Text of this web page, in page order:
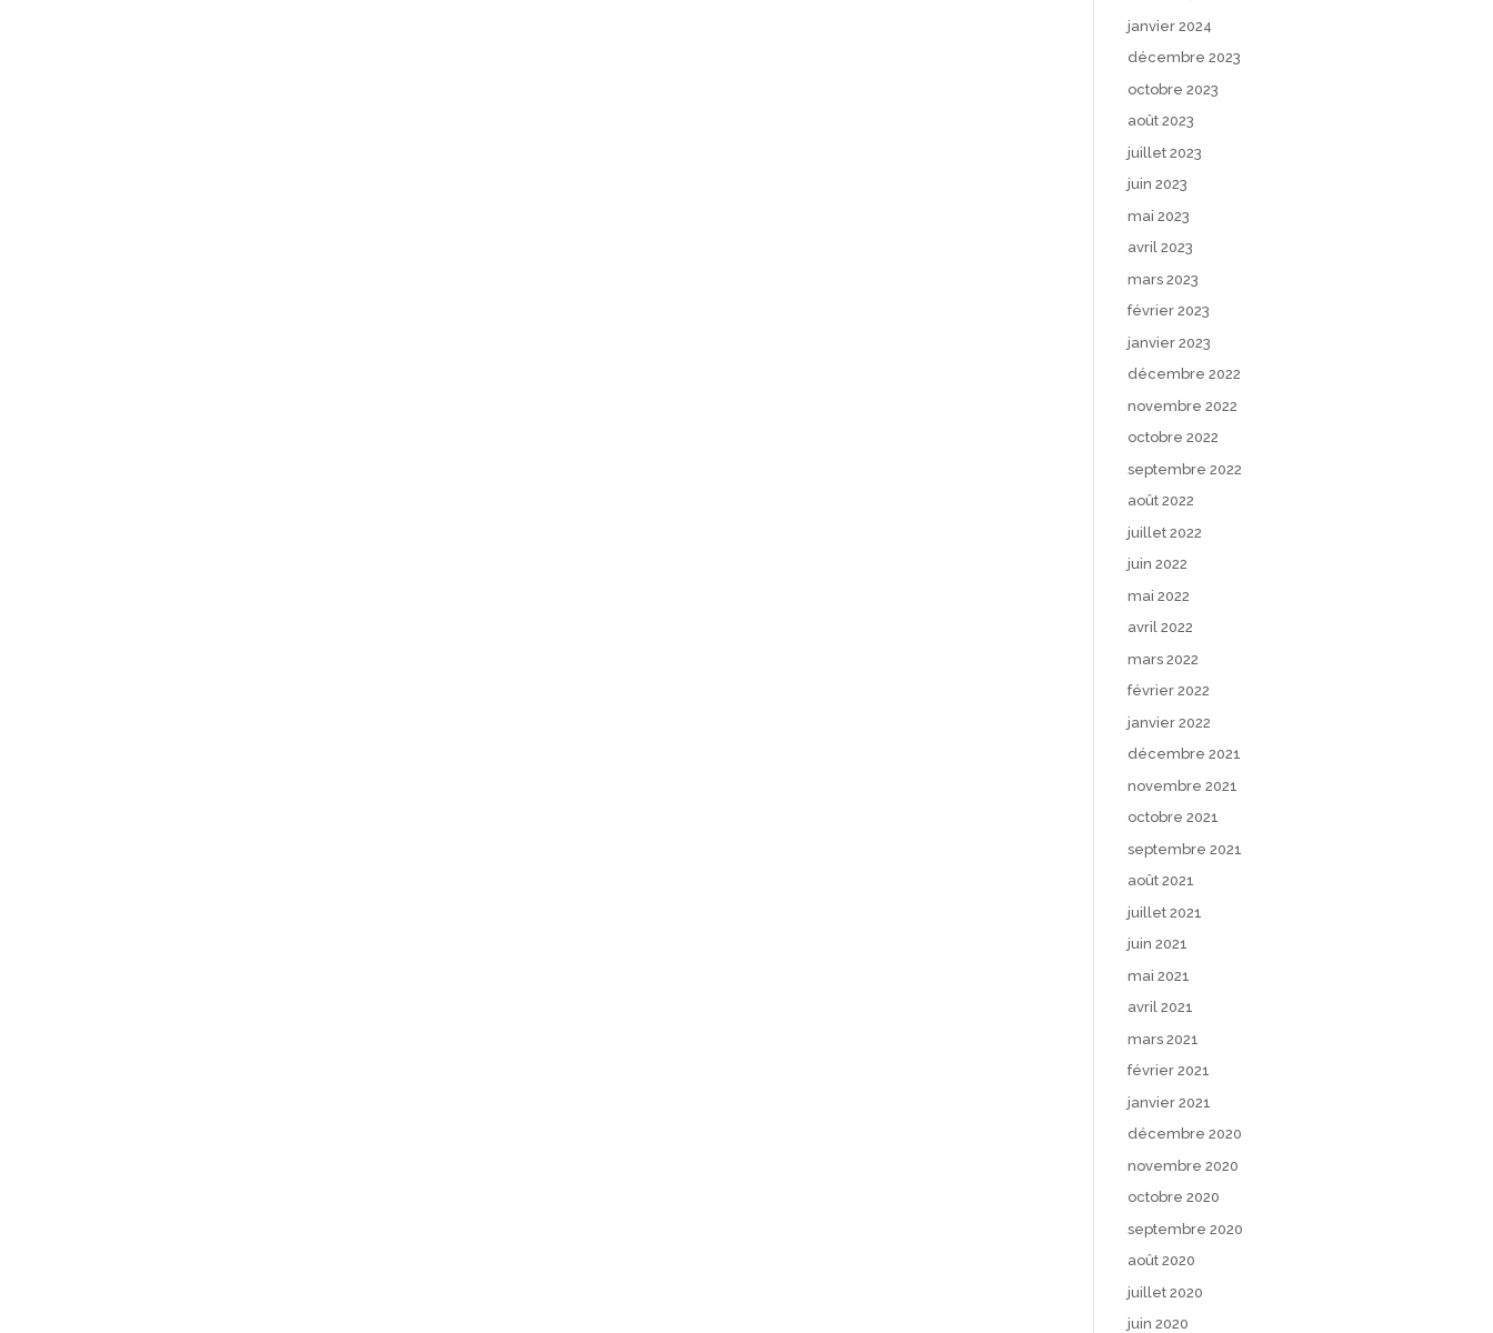
janvier 2024
décembre 2023
octobre 2023
août 2023
juillet 2023
juin 2023
mai 2023
avril 2023
mars 2023
février 2023
janvier 2023
décembre 2022
novembre 2022
octobre 2022
septembre 2022
août 2022
juillet 2022
juin 2022
mai 2022
avril 2022
mars 2022
février 2022
janvier 2022
décembre 2021
novembre 2021
octobre 2021
septembre 2021
août 2021
juillet 2021
juin 2021
mai 2021
avril 2021
mars 2021
février 2021
janvier 2021
décembre 2020
novembre 2020
octobre 2020
septembre 2020
août 2020
juillet 2020
juin 2020